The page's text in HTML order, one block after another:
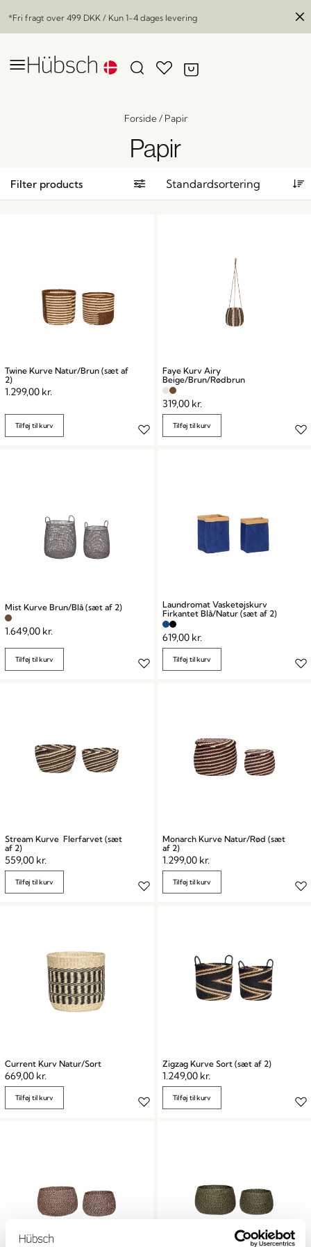
*Fri fragt over 499 DKK / Kun 1-4 dages levering
Forside/ Papir
Papir
Filter products
Twine Kurve Natur/Brun (sæt af
2)
1.299,00 kr.
Tilføj til kurv
Faye Kurv Airy
Beige/Brun/Rødbrun
319,00 kr.
Tilføj til kurv
Mist Kurve Brun/Blå (sæt af 2)
1.649,00 kr.
Tilføj til kurv
Laundromat Vasketøjskurv
Firkantet Blå/Natur (sæt af 2)
619,00 kr.
Tilføj til kurv
Stream Kurve Flerfarvet (sæt
af 2)
559,00 kr.
Tilføj til kurv
Monarch Kurve Natur/Rød (sæt
af 2)
1.299,00 kr.
Tilføj til kurv
Current Kurv Natur/Sort
669,00 kr.
Tilføj til kurv
Zigzag Kurve Sort (sæt af 2)
1.249,00 kr.
Tilføj til kurv